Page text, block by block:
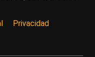
Privacidad